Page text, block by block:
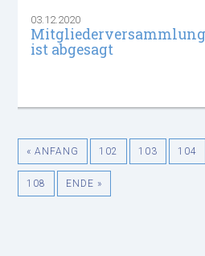
03.12.2020
ist abgesagt
« ANFANG 102 103 104
108 ENDE »